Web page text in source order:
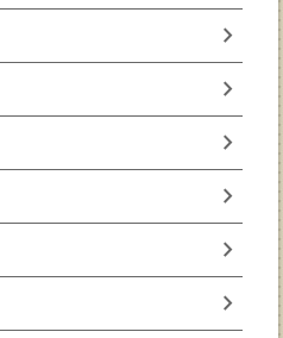
chevron_right
chevron_right
chevron_right
chevron_right
chevron_right
chevron_right